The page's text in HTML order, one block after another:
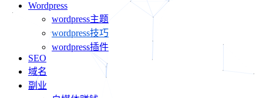
Wordpress
wordpress主题
wordpress技巧
wordpress插件
SEO
域名
副业